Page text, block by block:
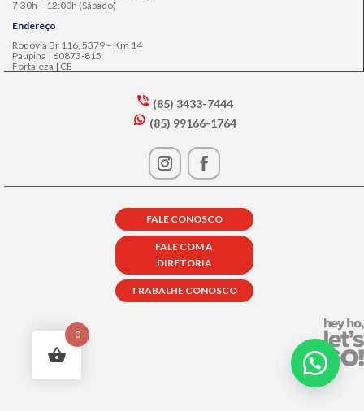
7:30h – 12:00h (Sábado)
Endereço
Rodovia Br 116, 5379 – Km 14
Paupina | 60873-815
Fortaleza | CE
s
o
n
in
ic
o
n
(85) 3433-7444
p
ic
(85) 99166-1764
FALE CONOSCO
FALE COM A
DIRETORIA
TRABALHE CONOSCO
0